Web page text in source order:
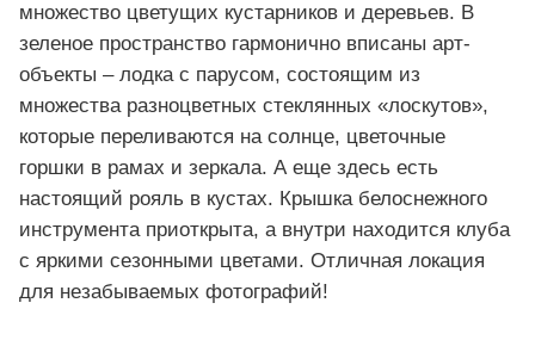
множество цветущих кустарников и деревьев. В
зеленое пространство гармонично вписаны арт-
объекты – лодка с парусом, состоящим из
множества разноцветных стеклянных «лоскутов»,
которые переливаются на солнце, цветочные
горшки в рамах и зеркала. А еще здесь есть
настоящий рояль в кустах. Крышка белоснежного
инструмента приоткрыта, а внутри находится клуба
с яркими сезонными цветами. Отличная локация
для незабываемых фотографий!